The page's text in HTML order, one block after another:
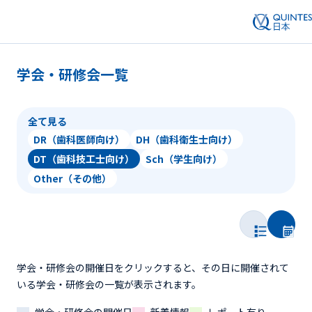
学会・研修会一覧
全て見る
DR（歯科医師向け）
DH（歯科衛生士向け）
DT（歯科技工士向け）
Sch（学生向け）
Other（その他）
学会・研修会の開催日をクリックすると、その日に開催されて
いる学会・研修会の一覧が表示されます。